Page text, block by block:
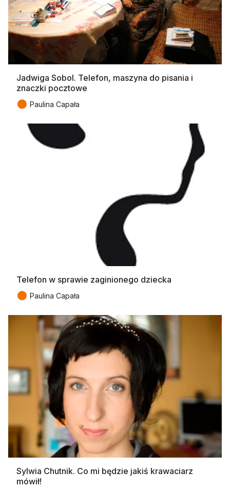
Jadwiga Sobol. Telefon, maszyna do pisania i
znaczki pocztowe
● Paulina Capała
Telefon w sprawie zaginionego dziecka
● Paulina Capała
Sylwia Chutnik. Co mi będzie jakiś krawaciarz
mówił!